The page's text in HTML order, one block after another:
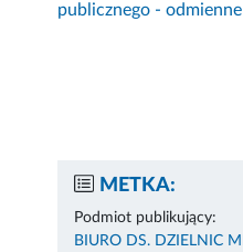
publicznego -
METKA:
Podmiot publikujący:
BIURO DS. DZIELNIC